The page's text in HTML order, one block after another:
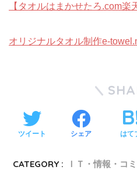
【タオルはまかせたろ.com楽
オリジナルタオル制作e-
ツイート シェア はて
CATEGORY : ＩＴ・情報・コ